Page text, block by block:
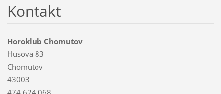
Kontakt
Horoklub Chomutov
Husova 83
Chomutov
43003
474 624 068